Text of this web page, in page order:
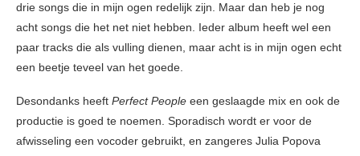
drie songs die in mijn ogen redelijk zijn. Maar dan heb je nog
acht songs die het net niet hebben. Ieder album heeft wel een
paar tracks die als vulling dienen, maar acht is in mijn ogen echt
een beetje teveel van het goede.
Desondanks heeft Perfect People een geslaagde mix en ook de
productie is goed te noemen. Sporadisch wordt er voor de
afwisseling een vocoder gebruikt, en zangeres Julia Popova